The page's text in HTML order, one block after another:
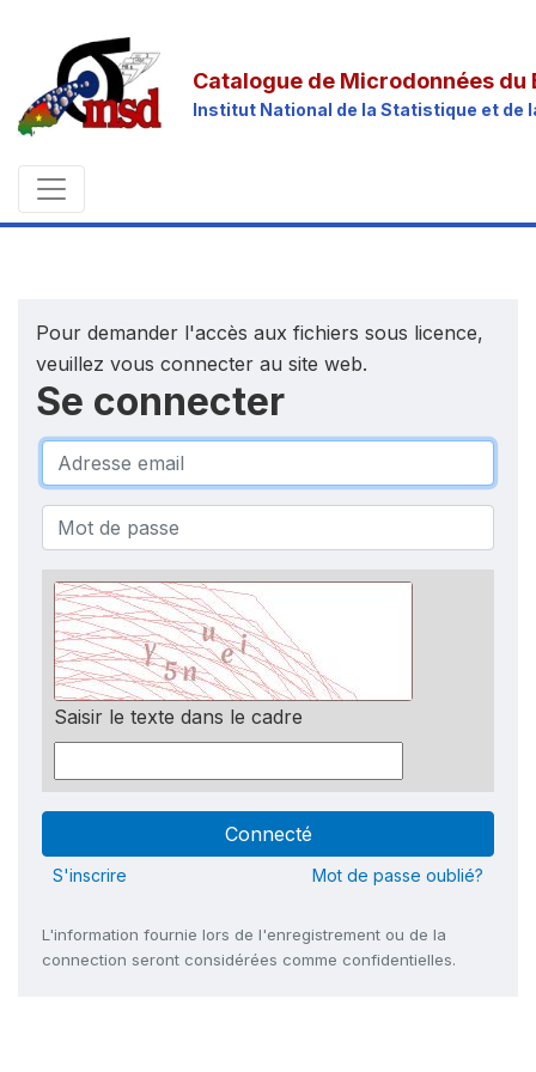
Catalogue de Microdonnées du
Institut National de la Statistique et de
Pour demander l'accès aux fichiers sous licence,
veuillez vous connecter au site web.
Se connecter
Saisir le texte dans le cadre
S'inscrire Mot de passe oublié?
L'information fournie lors de l'enregistrement ou de la
connection seront considérées comme confidentielles.